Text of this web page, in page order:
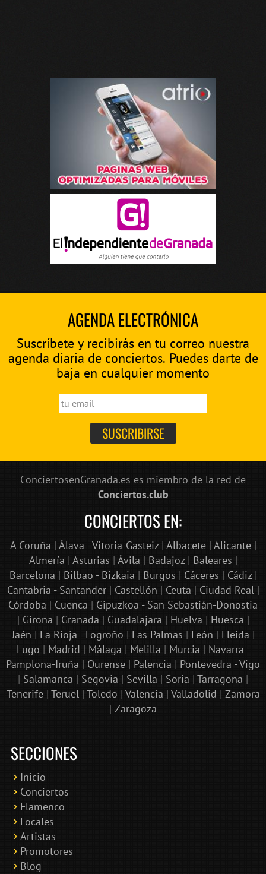
AGENDA ELECTRÓNICA
Suscríbete y recibirás en tu correo nuestra
agenda diaria de conciertos. Puedes darte de
baja en cualquier momento
ConciertosenGranada.es es miembro de la red de
Conciertos.club
CONCIERTOS EN:
A Coruña | Álava - Vitoria-Gasteiz| Albacete| Alicante|
Almería | Asturias | Ávila | Badajoz| Baleares |
Barcelona | Bilbao - Bizkaia | Burgos | Cáceres | Cádiz|
Cantabria - Santander| Castellón | Ceuta | Ciudad Real |
Córdoba | Cuenca | Gipuzkoa - San Sebastián-Donostia
| Girona | Granada | Guadalajara | Huelva | Huesca |
Jaén | La Rioja - Logroño | Las Palmas | León | Lleida |
Lugo | Madrid | Málaga | Melilla | Murcia | Navarra -
Pamplona-Iruña | Ourense | Palencia | Pontevedra - Vigo
| Salamanca | Segovia | Sevilla | Soria | Tarragona |
Tenerife| Teruel | Toledo | Valencia | Valladolid | Zamora
| Zaragoza
SECCIONES
Inicio
Conciertos
Flamenco
Locales
Artistas
Promotores
Blog